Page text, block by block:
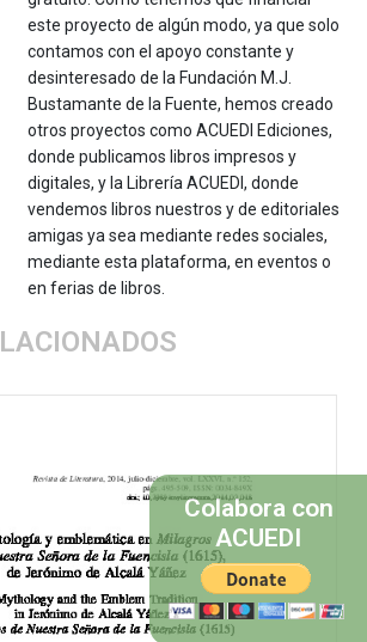
este proyecto de algún modo, ya que solo
contamos con el apoyo constante y
desinteresado de la Fundación M.J.
Bustamante de la Fuente, hemos creado
otros proyectos como ACUEDI Ediciones,
donde publicamos libros impresos y
digitales, y la Librería ACUEDI, donde
vendemos libros nuestros y de editoriales
amigas ya sea mediante redes sociales,
mediante esta plataforma, en eventos o
en ferias de libros.
Colabora con
ACUEDI